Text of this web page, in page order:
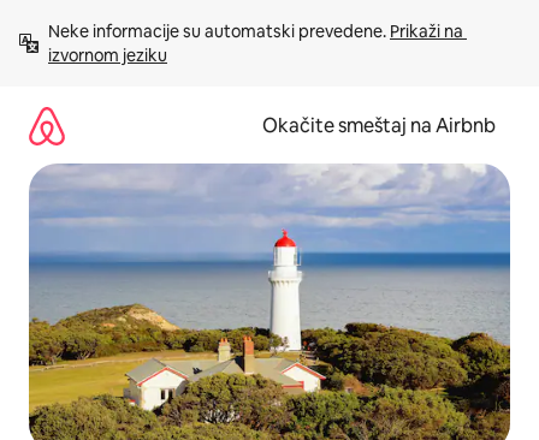
sadržaj
Neke informacije su automatski prevedene. Prikaži na
izvornom jeziku
Okačite smeštaj na Airbnb